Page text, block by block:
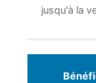
jusqu'à la